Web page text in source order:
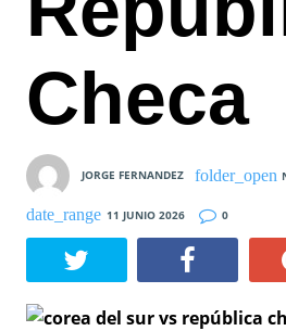
Checa
JORGE FERNANDEZ
11 JUNIO 2026 0